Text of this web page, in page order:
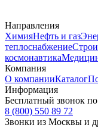
Направления
ХимияНефть и газ
теплоснабжение
космонавтика
Компания
О компанииКаталог
Информация
Бесплатный звонок
8 (800) 550 89 72
Звонки из Москвы и